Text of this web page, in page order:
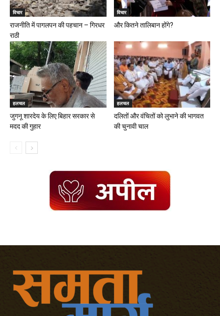
विचार
राजनीति में पागलपन की पहचान – गिरधर
राठी
विचार
और कितने तालिबान होंगे?
हलचल
जुगनू शारदेय के लिए बिहार सरकार से
मदद की गुहार
हलचल
दलितों और वंचितों को लुभाने की भागवत
की चुनावी चाल